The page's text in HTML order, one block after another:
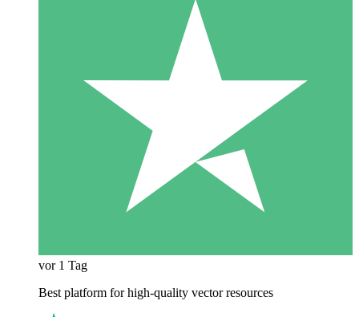
vor 1 Tag
Best platform for high-quality vector resources